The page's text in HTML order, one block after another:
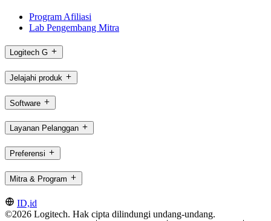
Program Afiliasi
Lab Pengembang Mitra
Logitech G
Jelajahi produk
Software
Layanan Pelanggan
Preferensi
Mitra & Program
ID,id
©2026 Logitech. Hak cipta dilindungi undang-undang.